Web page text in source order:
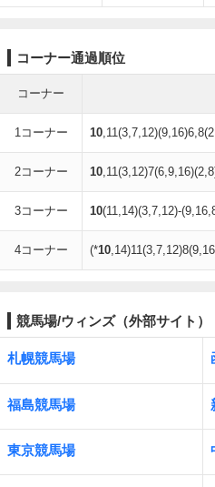
コーナー通過順位
コーナー
1コーナー 10
2コーナー 10
3コーナー 10(11,14)(3,7,12)-
4コーナー (*10
競馬場/ウィンズ（外部サイト）
札幌競馬場
福島競馬場
東京競馬場